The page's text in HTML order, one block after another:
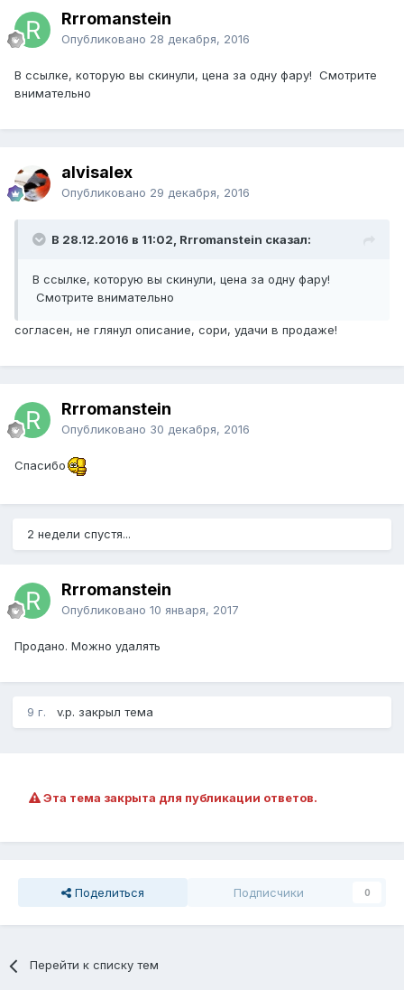
Rrromanstein
Опубликовано 28 декабря, 2016
В ссылке, которую вы скинули, цена за одну фару! Смотрите
внимательно
alvisalex
Опубликовано 29 декабря, 2016
В 28.12.2016 в 11:02, Rrromanstein сказал:
В ссылке, которую вы скинули, цена за одну фару!
Смотрите внимательно
согласен, не глянул описание, сори, удачи в продаже!
Rrromanstein
Опубликовано 30 декабря, 2016
Спасибо
2 недели спустя...
Rrromanstein
Опубликовано 10 января, 2017
Продано. Можно удалять
9 г. v.p. закрыл тема
Эта тема закрыта для публикации ответов.
Поделиться Подписчики 0
Перейти к списку тем